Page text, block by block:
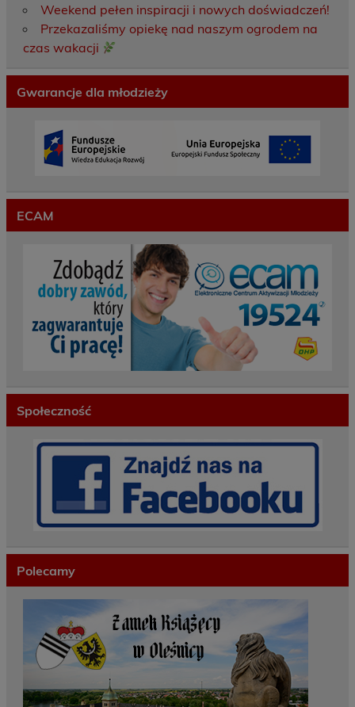
Weekend pełen inspiracji i nowych doświadczeń!
Przekazaliśmy opiekę nad naszym ogrodem na
czas wakacji
Gwarancje dla młodzieży
ECAM
Społeczność
Polecamy